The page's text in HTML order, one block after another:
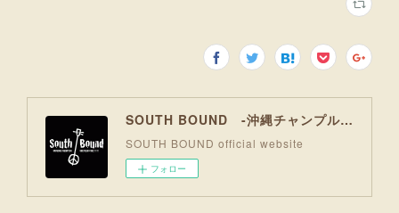
SOUTH BOUND -沖縄チャンプルお囃子コア-
SOUTH BOUND official website
フォロー